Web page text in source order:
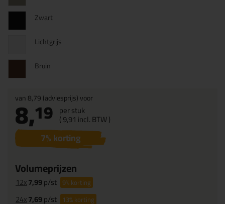
Zwart
Lichtgrijs
Bruin
van8,79(adviesprijs) voor
8,19 per stuk
(9,91 incl. BTW )
7% korting
Volumeprijzen
12x7,99p/st 9%korting
24x7,69p/st 13%korting